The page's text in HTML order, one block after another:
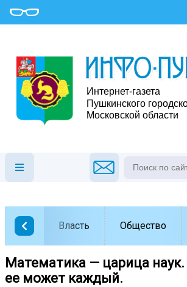
Власть Общество
Математика — царица
ее может каждый.